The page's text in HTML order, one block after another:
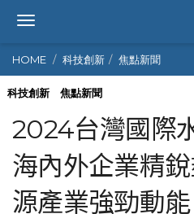
T
g
g
l
n
a
v
i
g
a
HOME 科技創新 焦點新聞
科技創新 焦點新聞
2024台灣國際
海內外企業精
源產業強勁動能